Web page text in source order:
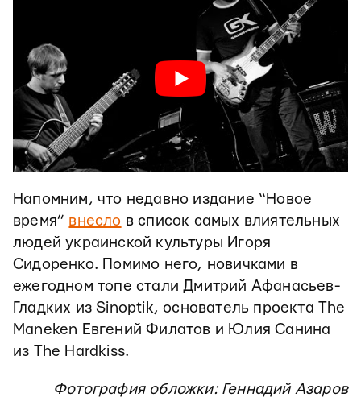
Напомним, что недавно издание “Новое
время” внесло в список самых влиятельных
людей украинской культуры Игоря
Сидоренко. Помимо него, новичками в
ежегодном топе стали Дмитрий Афанасьев-
Гладких из Sinoptik, основатель проекта The
Maneken Евгений Филатов и Юлия Санина
из The Hardkiss.
Фотография обложки: Геннадий Азаров